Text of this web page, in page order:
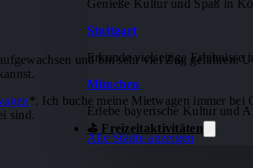
Genieße Kultur und Spaß in
Stuttgart
Erkunde vielseitige Erlebnisse
München
Erlebe bayerische Kultur und
Alle Städte anzeigen
⛳ Freizeitaktivitäten
und bin sehr viel Zug gefahren.
*. Ich buche meine Mietwagen immer bei
sind.